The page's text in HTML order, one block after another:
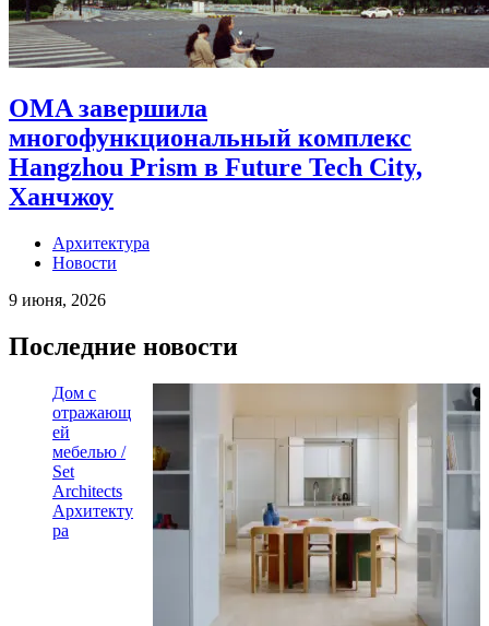
OMA завершила
многофункциональный комплекс
Hangzhou Prism в Future Tech City,
Ханчжоу
Архитектура
Новости
9 июня, 2026
Последние новости
Дом с
отражающ
ей
мебелью /
Set
Architects
Архитекту
ра